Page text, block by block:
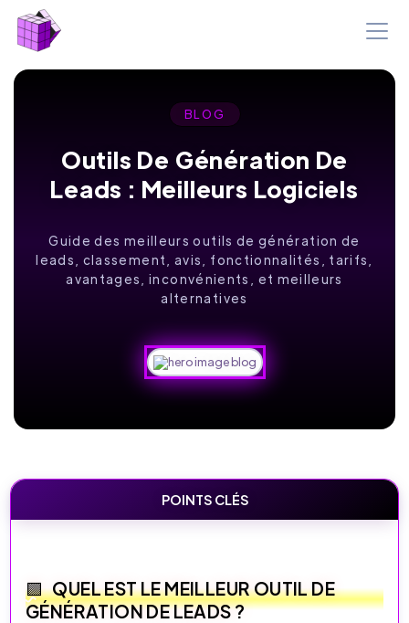
BLOG
Outils De Génération De
Leads : Meilleurs Logiciels
Guide des meilleurs outils de génération de
leads, classement, avis, fonctionnalités, tarifs,
avantages, inconvénients, et meilleurs
alternatives
POINTS CLÉS
QUEL EST LE MEILLEUR OUTIL DE
GÉNÉRATION DE LEADS ?